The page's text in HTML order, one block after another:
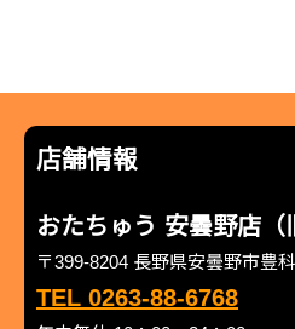
店舗情報
おたちゅう 安曇野店（
〒399-8204 長野県安曇野市豊
TEL 0263-88-6768